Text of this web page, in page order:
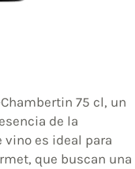
75 cl, un
de la
vino es ideal para
que buscan una